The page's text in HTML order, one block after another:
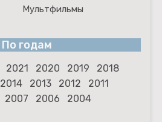
Мультфильмы
По годам
2021 2020 2019
2018
2014 2013 2012
2011
2007 2006 2004